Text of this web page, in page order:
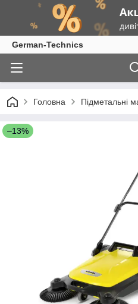
German-Technics
Головна Підметальні
–13%